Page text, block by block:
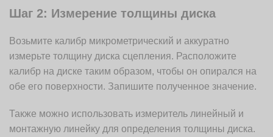
Шаг 2: Измерение толщины диска
Возьмите калибр микрометрический и аккуратно
измерьте толщину диска сцепления. Расположите
калибр на диске таким образом, чтобы он опирался на
обе его поверхности. Запишите полученное значение.
Также можно использовать измеритель линейный и
монтажную линейку для определения толщины диска.